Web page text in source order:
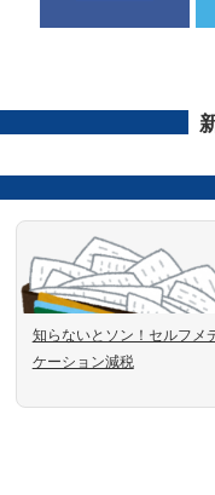
知らないとソン！セルフメ
ケーション減税